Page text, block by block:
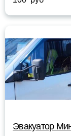
Эвакуатор